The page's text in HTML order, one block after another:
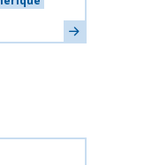
En savoir plus